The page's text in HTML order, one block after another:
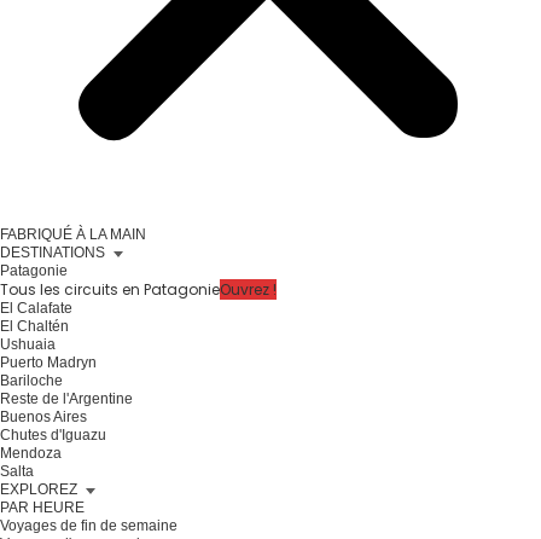
FABRIQUÉ À LA MAIN
DESTINATIONS
Patagonie
Tous les circuits en PatagonieOuvrez !
El Calafate
El Chaltén
Ushuaia
Puerto Madryn
Bariloche
Reste de l'Argentine
Buenos Aires
Chutes d'Iguazu
Mendoza
Salta
EXPLOREZ
PAR HEURE
Voyages de fin de semaine